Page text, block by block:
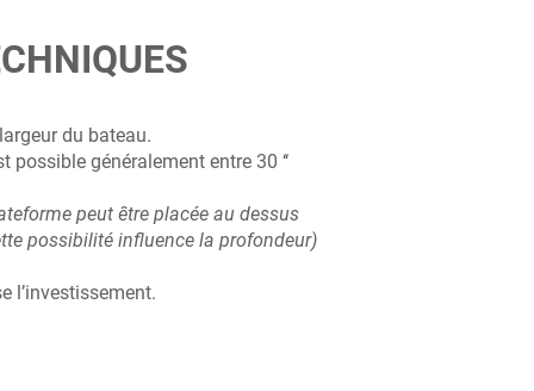
du bateau.
généralement entre 30 ‘‘
peut être placée au dessus
possibilité influence la profondeur)
l’investissement.